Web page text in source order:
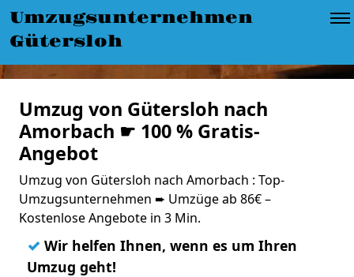
Umzugsunternehmen
Gütersloh
Umzug von Gütersloh nach
Amorbach ☛ 100 % Gratis-
Angebot
Umzug von Gütersloh nach Amorbach : Top-
Umzugsunternehmen ➨ Umzüge ab 86€ –
Kostenlose Angebote in 3 Min.
✓ Wir helfen Ihnen, wenn es um Ihren
Umzug geht!